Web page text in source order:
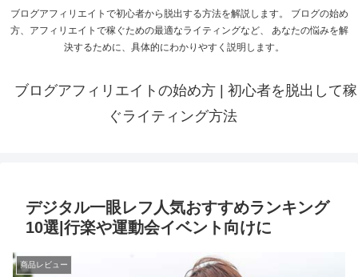
ブログアフィリエイトで初心者から脱出する方法を解説します。 ブログの始め
方、アフィリエイトで稼ぐための最適なライティングなど、 あなたの悩みを解
決するために、具体的にわかりやすく説明します。
ブログアフィリエイトの始め方 | 初心者を脱出して稼
ぐライティング方法
デジタル一眼レフ人気おすすめランキング
10選|行楽や運動会イベント向けに
商品レビュー